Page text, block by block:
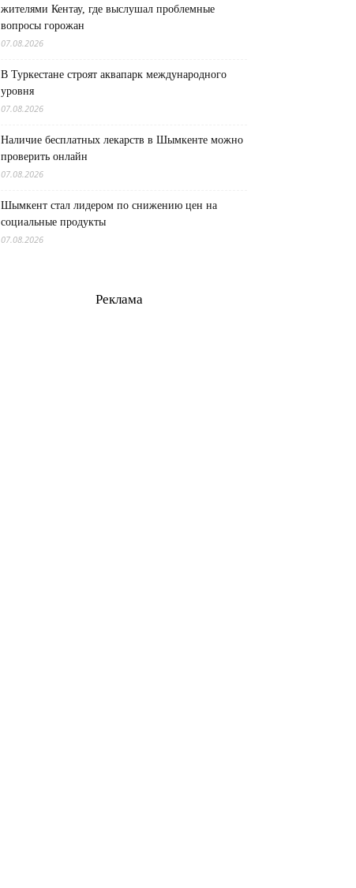
жителями Кентау, где выслушал проблемные
вопросы горожан
07.08.2026
В Туркестане строят аквапарк международного
уровня
07.08.2026
Наличие бесплатных лекарств в Шымкенте можно
проверить онлайн
07.08.2026
Шымкент стал лидером по снижению цен на
социальные продукты
07.08.2026
Реклама